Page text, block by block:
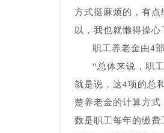
方式挺麻烦的，有
以，我也就懒得操心
职工养老金由4
“总体来说，职
就是说，这4项的总
楚养老金的计算方
数是职工每年的缴